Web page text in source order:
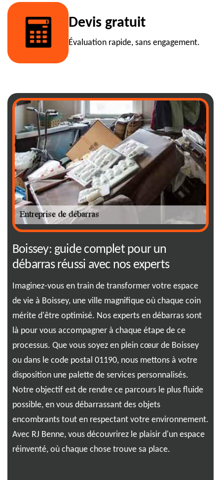
Devis gratuit
Évaluation rapide, sans engagement.
Boissey: guide complet pour un
débarras réussi avec nos experts
Imaginez-vous en train de transformer votre espace
de vie à Boissey, une ville magnifique où chaque coin
mérite d'être optimisé. Nos experts en débarras sont
là pour vous accompagner à chaque étape de ce
processus. Que vous soyez en plein cœur de Boissey
ou dans le code postal 01190, nous mettons à votre
disposition une palette de services personnalisés.
Notre objectif est de rendre ce parcours le plus fluide
possible, en vous débarrassant des objets
encombrants tout en respectant votre environnement.
Avec RJ Benne, vous découvrirez le plaisir d'un espace
réinventé, où chaque chose trouve sa place.